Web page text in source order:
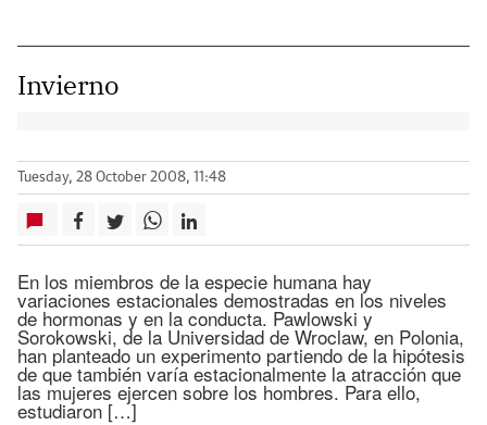
Invierno
Tuesday, 28 October 2008, 11:48
En los miembros de la especie humana hay
variaciones estacionales demostradas en los niveles
de hormonas y en la conducta. Pawlowski y
Sorokowski, de la Universidad de Wroclaw, en Polonia,
han planteado un experimento partiendo de la hipótesis
de que también varía estacionalmente la atracción que
las mujeres ejercen sobre los hombres. Para ello,
estudiaron […]